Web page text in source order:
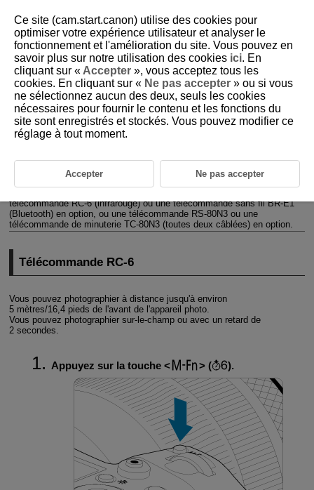
D090-107
Prise de vue avec télécommande
TélécommandeRC-6
TélécommandeRS-80N3
télécommandeRC-6(infrarouge) ou une télécommande sans filBR-E1
(Bluetooth) en option, ou une télécommande RS-80N3ou une
télécommande de minuterie TC-80N3(toutes deux câblées) en option.
Télécommande RC-6
Vous pouvez photographier à distance jusqu'à environ
5 mètres/16,4 pieds de l'avant de l'appareil photo.
Vous pouvez photographier sur-le-champ ou avec un retard de
2 secondes.
Appuyez sur la touche ( ).
Ce site (cam.start.canon) utilise des cookies pour
optimiser votre expérience utilisateur et analyser le
fonctionnement et l'amélioration du site. Vous pouvez en
savoir plus sur notre utilisation des cookies ici. En
cliquant sur « Accepter », vous acceptez tous les
cookies. En cliquant sur « Ne pas accepter » ou si vous
ne sélectionnez aucun des deux, seuls les cookies
nécessaires pour fournir le contenu et les fonctions du
site sont enregistrés et stockés. Vous pouvez modifier ce
réglage à tout moment.
Accepter Ne pas accepter